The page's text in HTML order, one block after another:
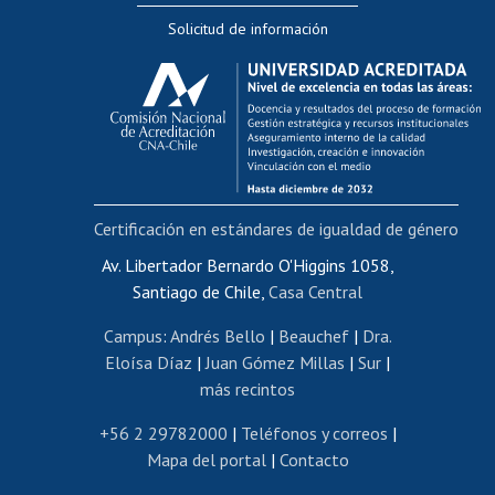
Evaluación docente
Calificación académica
Postulación al AUCAI
Funcionarias/os
Cursos internos de capacitación
Bienestar del personal
Portal de movilidad interna
Certificado de renta
Certificado de renta honorarios
Editar páginas blancas
Extranjeras/os
Revalidación y reconocimiento de títulos
Postulación al Programa de Movilidad Estudiantil
Solicitud de información
Av. Libertador Bernardo O'Higgins 1058,
Santiago de Chile, Casa Central
Campus: Andrés Bello | Beauchef| Dra.
Eloísa Díaz | Juan Gómez Millas | Sur |
más recintos
+56 2 29782000 | Teléfonos y correos |
Mapa del portal| Contacto
Certificación en estándares de igualdad de género